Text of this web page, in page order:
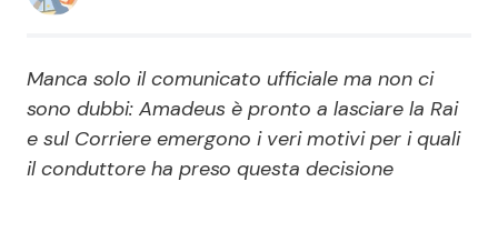
Soap Opera
ShowBiz Social News
Manca solo il comunicato ufficiale ma non ci
sono dubbi: Amadeus è pronto a lasciare la Rai
e sul Corriere emergono i veri motivi per i quali
il conduttore ha preso questa decisione